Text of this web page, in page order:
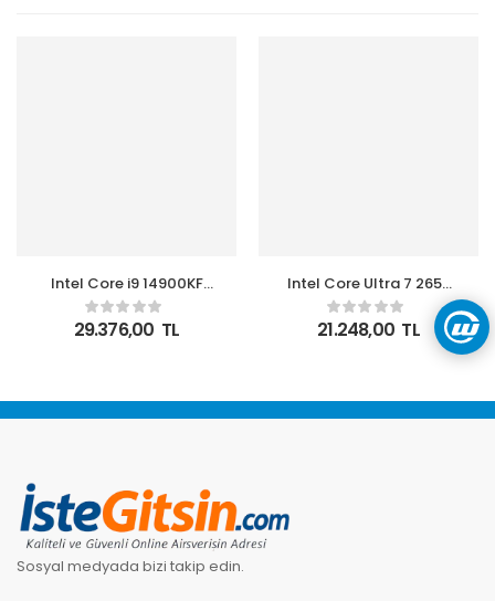
Intel Core i9 14900KF
TRAY 3.2GHz 36MB
Önbellek 24 Çekirdek
1700 10nm Kutusuz
29.376,00 TL
Intel Core Ultra 7 265K
TRAY 5.50 Ghz 20
Çekirdek 66MB 1851p
3nm Kutusuz İşlemci
21.248,00 TL
Sosyal medyada bizi takip edin.